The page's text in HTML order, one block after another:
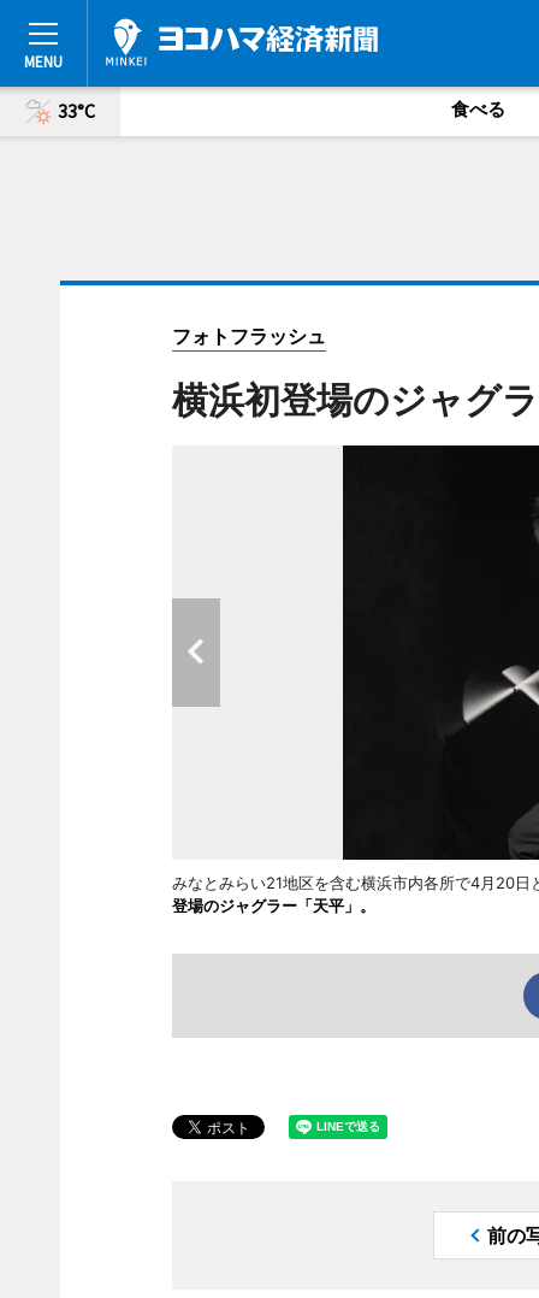
33°C 食べる
フォトフラッシュ
横浜初登場のジャグ
みなとみらい21地区を含む横浜市内各所で4月20
登場のジャグラー「天平」。
前の